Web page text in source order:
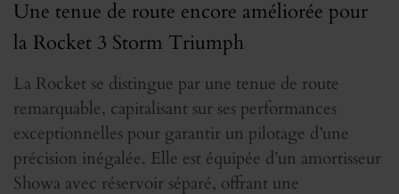
Une tenue de route encore améliorée pour
la Rocket 3 Storm Triumph
La Rocket se distingue par une tenue de route
remarquable, capitalisant sur ses performances
exceptionnelles pour garantir un pilotage d’une
précision inégalée. Elle est équipée d’un amortisseur
Showa avec réservoir séparé, offrant une